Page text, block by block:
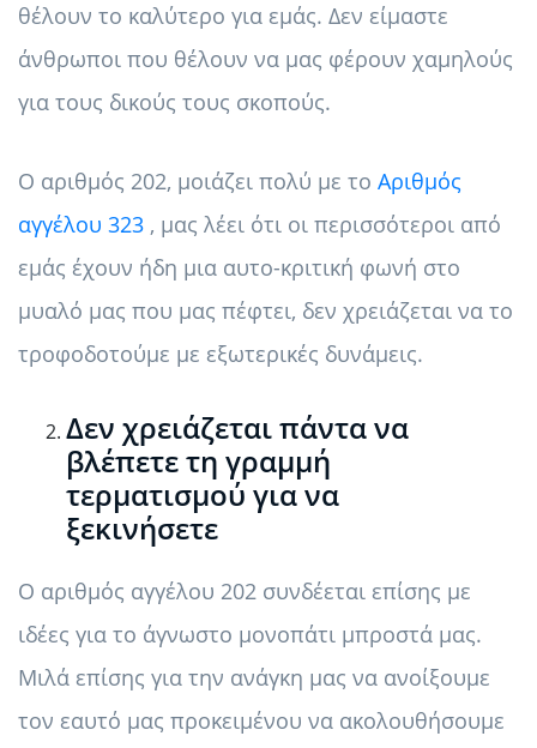
θέλουν το καλύτερο για εμάς. Δεν είμαστε
άνθρωποι που θέλουν να μας φέρουν χαμηλούς
για τους δικούς τους σκοπούς.
Ο αριθμός 202, μοιάζει πολύ με το Αριθμός
αγγέλου 323 , μας λέει ότι οι περισσότεροι από
εμάς έχουν ήδη μια αυτο-κριτική φωνή στο
μυαλό μας που μας πέφτει, δεν χρειάζεται να το
τροφοδοτούμε με εξωτερικές δυνάμεις.
Δεν χρειάζεται πάντα να
βλέπετε τη γραμμή
τερματισμού για να
ξεκινήσετε
Ο αριθμός αγγέλου 202 συνδέεται επίσης με
ιδέες για το άγνωστο μονοπάτι μπροστά μας.
Μιλά επίσης για την ανάγκη μας να ανοίξουμε
τον εαυτό μας προκειμένου να ακολουθήσουμε